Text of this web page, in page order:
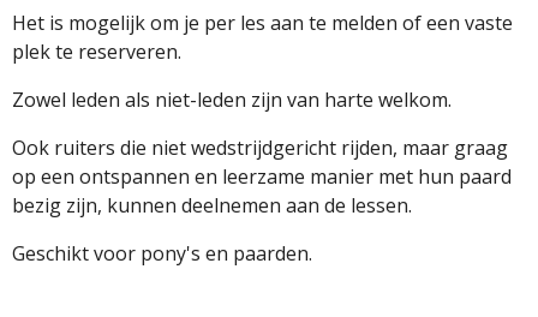
Het is mogelijk om je per les aan te melden of een vaste
plek te reserveren.
Zowel leden als niet-leden zijn van harte welkom.
Ook ruiters die niet wedstrijdgericht rijden, maar graag
op een ontspannen en leerzame manier met hun paard
bezig zijn, kunnen deelnemen aan de lessen.
Geschikt voor pony's en paarden.